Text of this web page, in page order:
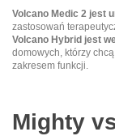
Volcano Medic 2 jest
zastosowań
Volcano Hybrid jest
domowych, którzy
zakresem funkcji.
Mighty